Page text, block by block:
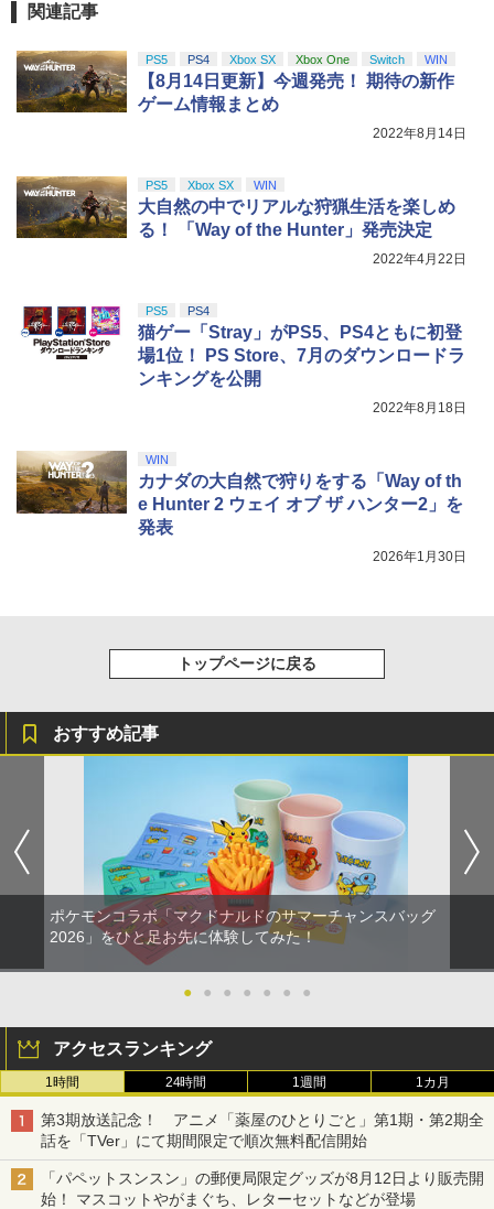
関連記事
PS5 PS4 Xbox SX Xbox One Switch WIN
【8月14日更新】今週発売！ 期待の新作
ゲーム情報まとめ
2022年8月14日
PS5 Xbox SX WIN
大自然の中でリアルな狩猟生活を楽しめ
る！ 「Way of the Hunter」発売決定
2022年4月22日
PS5 PS4
猫ゲー「Stray」がPS5、PS4ともに初登
場1位！ PS Store、7月のダウンロードラ
ンキングを公開
2022年8月18日
WIN
カナダの大自然で狩りをする「Way of th
e Hunter 2 ウェイ オブ ザ ハンター2」を
発表
2026年1月30日
トップページに戻る
おすすめ記事
ポケモンコラボ「マクドナルドのサマーチャンスバッグ
2026」をひと足お先に体験してみた！
● ● ● ● ● ● ●
アクセスランキング
1時間 24時間 1週間 1カ月
第3期放送記念！ アニメ「薬屋のひとりごと」第1期・第2期全
話を「TVer」にて期間限定で順次無料配信開始
「パペットスンスン」の郵便局限定グッズが8月12日より販売開
始！ マスコットやがまぐち、レターセットなどが登場